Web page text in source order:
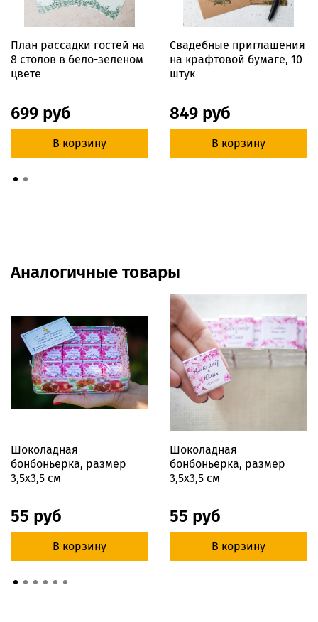
План рассадки гостей на
8 столов в бело-зеленом
цвете
699 руб
В корзину
Свадебные приглашения
на крафтовой бумаге, 10
штук
849 руб
В корзину
Аналогичные товары
Шоколадная
бонбоньерка, размер
3,5х3,5 см
55 руб
В корзину
Шоколадная
бонбоньерка, размер
3,5х3,5 см
55 руб
В корзину